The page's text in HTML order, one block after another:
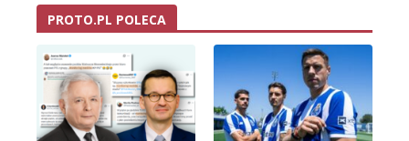
PROTO.PL POLECA